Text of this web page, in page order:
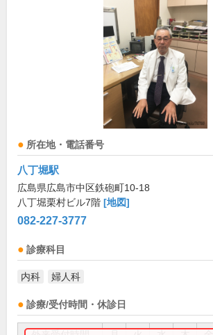
所在地・電話番号
八丁堀駅
広島県広島市中区鉄砲町10-18
八丁堀栗村ビル7階 [地図]
082-227-3777
診療科目
内科 婦人科
診療/受付時間・休診日